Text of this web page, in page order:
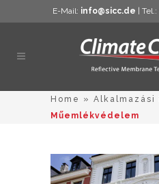
E-Mail: info@sicc.de | Tel.:
Home »
Műemlékvédelem